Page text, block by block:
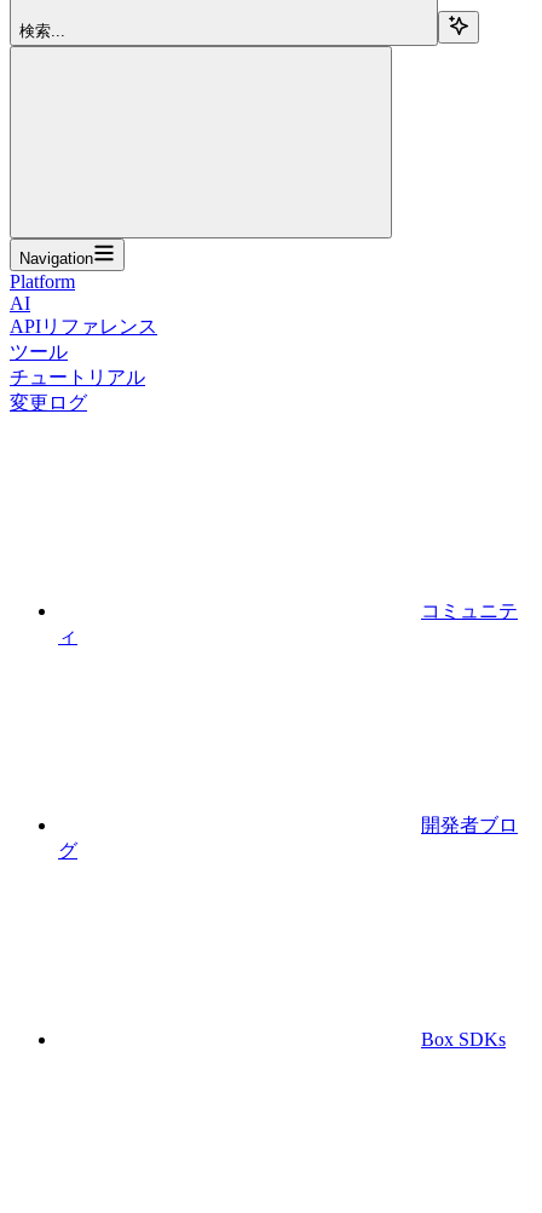
検索...
Navigation
Platform
AI
APIリファレンス
ツール
チュートリアル
変更ログ
コミュニテ
ィ
開発者ブロ
グ
Box SDKs